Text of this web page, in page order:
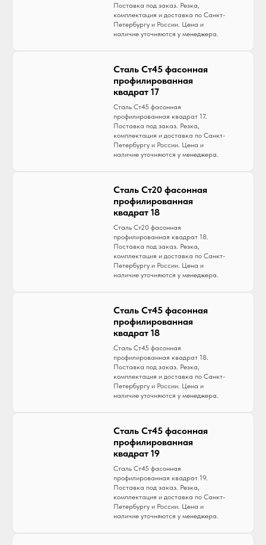
Поставка под заказ. Резка,
комплектация и доставка по Санкт-
Петербургу и России. Цена и
наличие уточняются у менеджера.
Сталь Ст45 фасонная
профилированная
квадрат 17
Сталь Ст45 фасонная
профилированная квадрат 17.
Поставка под заказ. Резка,
комплектация и доставка по Санкт-
Петербургу и России. Цена и
наличие уточняются у менеджера.
Сталь Ст20 фасонная
профилированная
квадрат 18
Сталь Ст20 фасонная
профилированная квадрат 18.
Поставка под заказ. Резка,
комплектация и доставка по Санкт-
Петербургу и России. Цена и
наличие уточняются у менеджера.
Сталь Ст45 фасонная
профилированная
квадрат 18
Сталь Ст45 фасонная
профилированная квадрат 18.
Поставка под заказ. Резка,
комплектация и доставка по Санкт-
Петербургу и России. Цена и
наличие уточняются у менеджера.
Сталь Ст45 фасонная
профилированная
квадрат 19
Сталь Ст45 фасонная
профилированная квадрат 19.
Поставка под заказ. Резка,
комплектация и доставка по Санкт-
Петербургу и России. Цена и
наличие уточняются у менеджера.